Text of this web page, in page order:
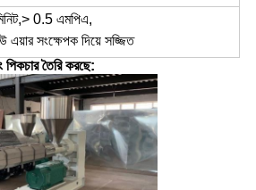
0.5 এমপিএ,
এয়ার সংক্ষেপক দিয়ে সজ্জিত
পিকচার তৈরি করছে: